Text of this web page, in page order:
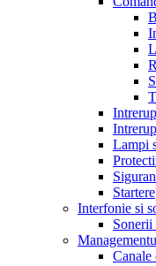
Lampi
Startere
Interfonie si
Canale